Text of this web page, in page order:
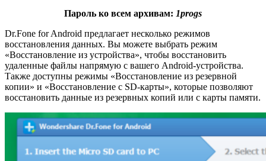
Пароль ко всем архивам: 1progs
Dr.Fone for Android предлагает несколько режимов
восстановления данных. Вы можете выбрать режим
«Восстановление из устройства», чтобы восстановить
удаленные файлы напрямую с вашего Android-устройства.
Также доступны режимы «Восстановление из резервной
копии» и «Восстановление с SD-карты», которые позволяют
восстановить данные из резервных копий или с карты памяти.